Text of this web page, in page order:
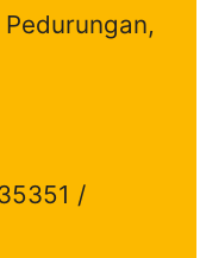
/